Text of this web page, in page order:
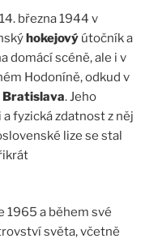
března 1944 v
hokejový útočník a
domácí scéně, ale i v
Hodoníně, odkud v
Bratislava. Jeho
fyzická zdatnost z něj
lize se stal
1965 a během své
světa, včetně